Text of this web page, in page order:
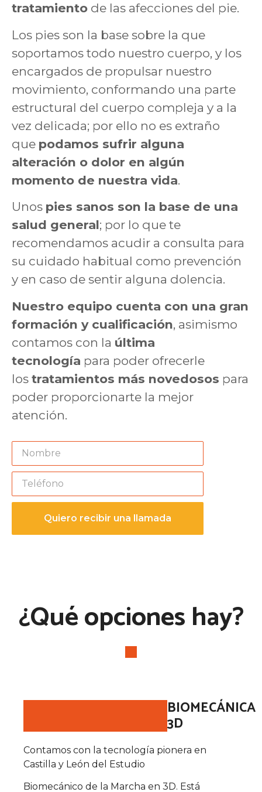
tratamiento de las afecciones del pie.
Los pies son la base sobre la que
soportamos todo nuestro cuerpo, y los
encargados de propulsar nuestro
movimiento, conformando una parte
estructural del cuerpo compleja y a la
vez delicada; por ello no es extraño
que podamos sufrir alguna
alteración o dolor en algún
momento de nuestra vida.
Unos pies sanos son la base de una
salud general; por lo que te
recomendamos acudir a consulta para
su cuidado habitual como prevención
y en caso de sentir alguna dolencia.
Nuestro equipo cuenta con una gran
formación y cualificación, asimismo
contamos con la última
tecnología para poder ofrecerle
los tratamientos más novedosos para
poder proporcionarte la mejor
atención.
Quiero recibir una llamada
¿Qué opciones hay?
BIOMECÁNICA
3D
Contamos con la tecnología pionera en
Castilla y León del Estudio
Biomecánico de la Marcha en 3D. Está